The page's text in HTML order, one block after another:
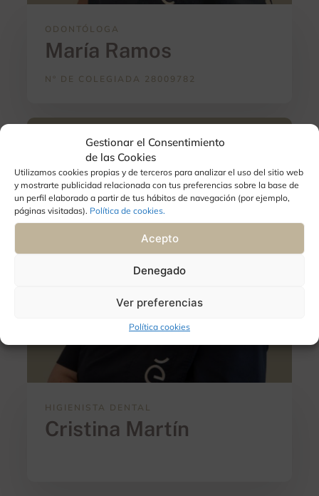
Gestionar el Consentimiento
de las Cookies
Utilizamos cookies propias y de terceros para analizar el uso del sitio web
y mostrarte publicidad relacionada con tus preferencias sobre la base de
un perfil elaborado a partir de tus hábitos de navegación (por ejemplo,
páginas visitadas). Política de cookies.
Acepto
Denegado
Ver preferencias
Política cookies
ODONTÓLOGA
María Ramos
Nº DE COLEGIADA 28009782
HIGIENISTA DENTAL
Cristina Martín